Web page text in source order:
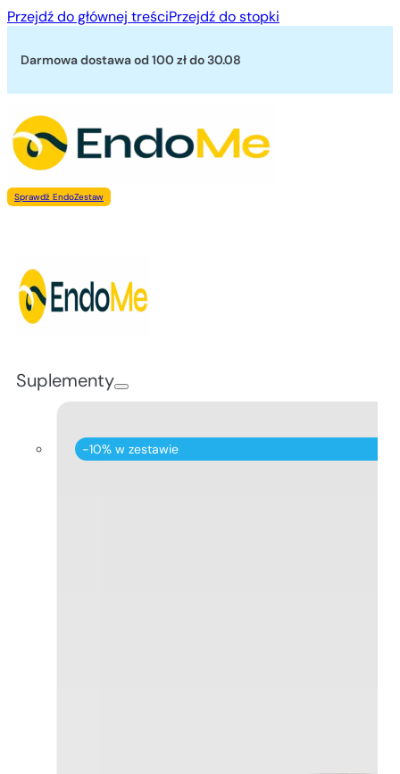
Przejdź do głównej treściPrzejdź do stopki
Darmowa dostawa od 100 złdo 30.08
Sprawdź EndoZestaw
Suplementy
-10% w zestawie